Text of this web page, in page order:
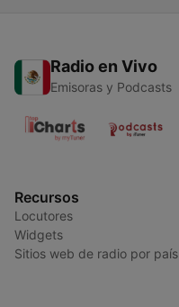
Radio en Vivo
Emisoras y Podcasts
Recursos
Locutores
Widgets
Sitios web de radio por país